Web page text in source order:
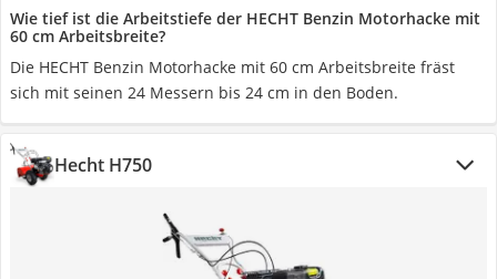
Wie tief ist die Arbeitstiefe der HECHT Benzin Motorhacke mit
60 cm Arbeitsbreite?
Die HECHT Benzin Motorhacke mit 60 cm Arbeitsbreite fräst
sich mit seinen 24 Messern bis 24 cm in den Boden.
Hecht H750